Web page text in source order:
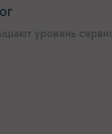
уровень